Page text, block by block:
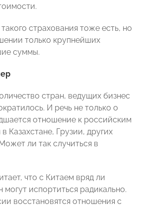
страхования тоже есть, но
только крупнейших
суммы.
стран, ведущих бизнес
И речь не только о
отношение к российским
Казахстане, Грузии, других
ли так случиться в
что с Китаем вряд ли
испортиться радикально.
восстановятся отношения с